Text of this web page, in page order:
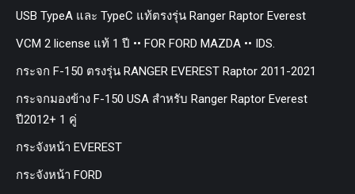
USB TypeA และ TypeC แท้ตรงรุ่น Ranger Raptor Everest
VCM 2 license แท้ 1 ปี •• FOR FORD MAZDA •• IDS.
กระจก F-150 ตรงรุ่น RANGER EVEREST Raptor 2011-2021
กระจกมองข้าง F-150 USA สำหรับ Ranger Raptor Everest
ปี2012+ 1 คู่
กระจังหน้า EVEREST
กระจังหน้า FORD